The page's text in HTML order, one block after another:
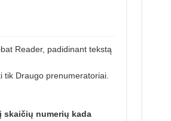
Reader, padidinant tekstą
Draugo prenumeratoriai.
skaičių numerių kada